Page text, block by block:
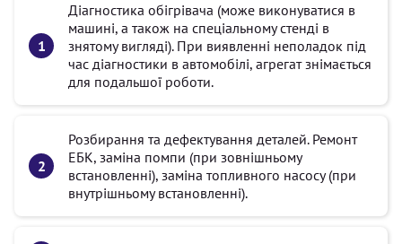
Діагностика обігрівача (може виконуватися в
машині, а також на спеціальному стенді в
знятому вигляді). При виявленні неполадок під
час діагностики в автомобілі, агрегат знімається
для подальшої роботи.
Розбирання та дефектування деталей. Ремонт
ЕБК, заміна помпи (при зовнішньому
встановленні), заміна топливного насосу (при
внутрішньому встановленні).